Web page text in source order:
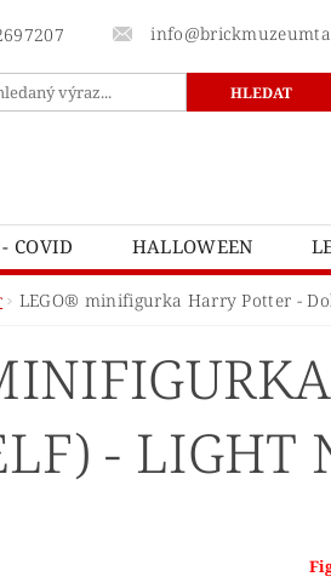
COVID HALLOWEEN
ART LEGO® AVATAR
A KINGDOMS LEGO® CITY
FRIENDS
LEGO® GÁBININ
LEGO® minifigurka Harry Potter -
- LIGHT